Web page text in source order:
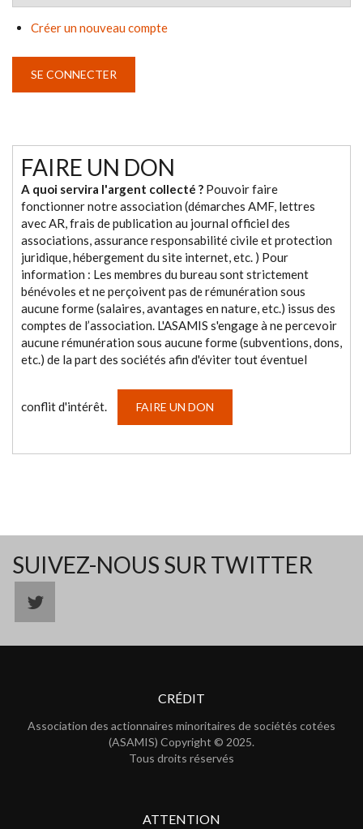
Créer un nouveau compte
FAIRE UN DON
A quoi servira l'argent collecté ? Pouvoir faire
fonctionner notre association (démarches AMF, lettres
avec AR, frais de publication au journal officiel des
associations, assurance responsabilité civile et protection
juridique, hébergement du site internet, etc. ) Pour
information : Les membres du bureau sont strictement
bénévoles et ne perçoivent pas de rémunération sous
aucune forme (salaires, avantages en nature, etc.) issus des
comptes de l’association. L'ASAMIS s'engage à ne percevoir
aucune rémunération sous aucune forme (subventions, dons,
etc.) de la part des sociétés afin d'éviter tout éventuel
conflit d'intérêt. FAIRE UN DON
SUIVEZ-NOUS SUR TWITTER
CRÉDIT
Association des actionnaires minoritaires de sociétés cotées
(ASAMIS) Copyright © 2025.
Tous droits réservés
ATTENTION